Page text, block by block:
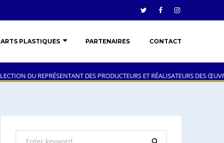
ARTS PLASTIQUES PARTENAIRES CONTACT
DES PRODUCTEURS ET RÉALISATEURS DES ŒUVRES